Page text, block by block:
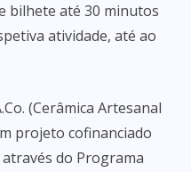
bilhete até 30 minutos
atividade, até ao
(Cerâmica Artesanal
projeto cofinanciado
do Programa